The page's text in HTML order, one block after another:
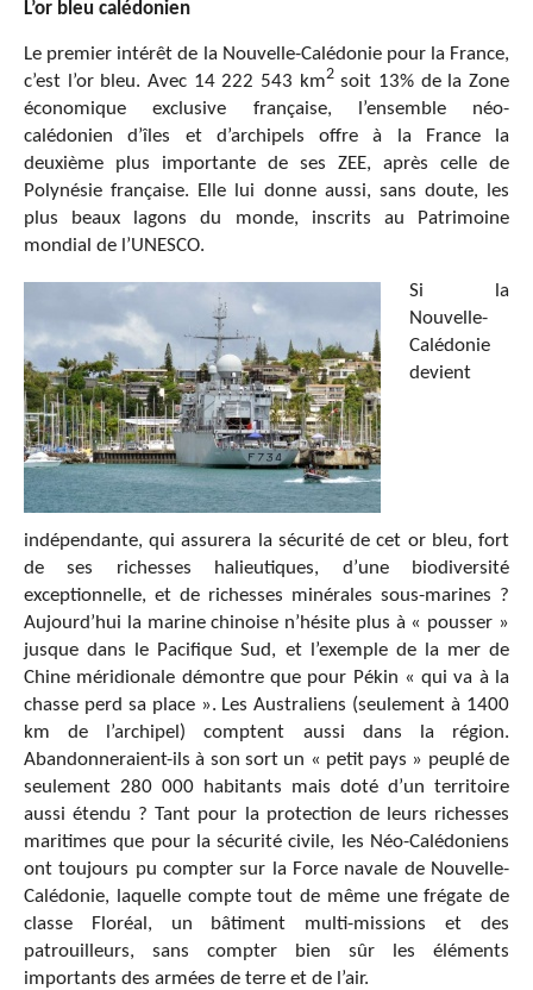
L’or bleu calédonien
Le premier intérêt de la Nouvelle-Calédonie pour la France,
c’est l’or bleu. Avec 14 222 543 km2soit 13% de la Zone
économique exclusive française, l’ensemble néo-
calédonien d’îles et d’archipels offre à la France la
deuxième plus importante de ses ZEE, après celle de
Polynésie française. Elle lui donne aussi, sans doute, les
plus beaux lagons du monde, inscrits au Patrimoine
mondial de l’UNESCO.
Si la
Nouvelle-
Calédonie
devient
indépendante, qui assurera la sécurité de cet or bleu, fort
de ses richesses halieutiques, d’une biodiversité
exceptionnelle, et de richesses minérales sous-marines ?
Aujourd’hui la marine chinoise n’hésite plus à « pousser »
jusque dans le Pacifique Sud, et l’exemple de la mer de
Chine méridionale démontre que pour Pékin « qui va à la
chasse perd sa place ». Les Australiens (seulement à 1400
km de l’archipel) comptent aussi dans la région.
Abandonneraient-ils à son sort un « petit pays » peuplé de
seulement 280 000 habitants mais doté d’un territoire
aussi étendu ? Tant pour la protection de leurs richesses
maritimes que pour la sécurité civile, les Néo-Calédoniens
ont toujours pu compter sur la Force navale de Nouvelle-
Calédonie, laquelle compte tout de même une frégate de
classe Floréal, un bâtiment multi-missions et des
patrouilleurs, sans compter bien sûr les éléments
importants des armées de terre et de l’air.